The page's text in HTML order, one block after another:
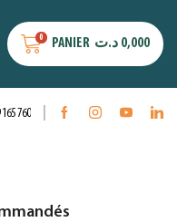
0 PANIER 0,000 د.ت
760